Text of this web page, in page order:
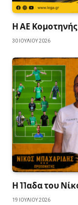
Η ΑΕ Κομοτηνής
30 ΙΟΥΛΊΟΥ 2026
Η 11αδα του
19 ΙΟΥΛΊΟΥ 2026